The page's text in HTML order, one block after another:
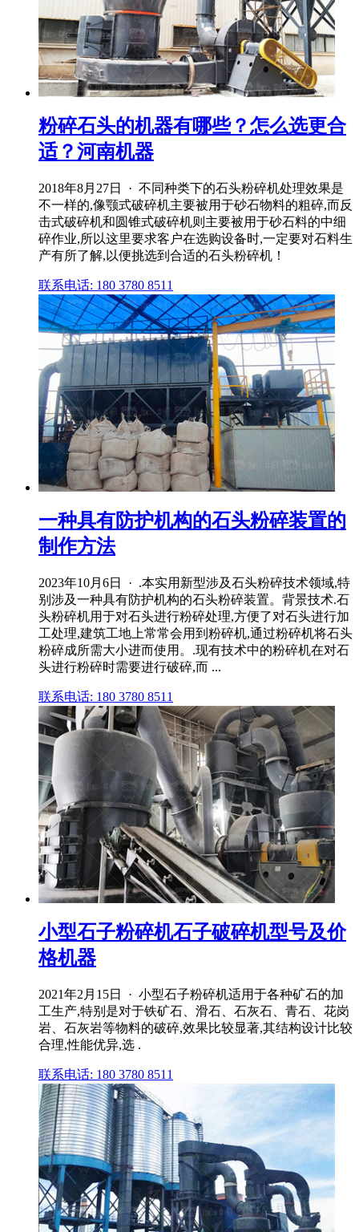
粉碎石头的机器有哪些？怎么选更合
适？河南机器
2018年8月27日 · 不同种类下的石头粉碎机处理效果是
不一样的,像颚式破碎机主要被用于砂石物料的粗碎,而反
击式破碎机和圆锥式破碎机则主要被用于砂石料的中细
碎作业,所以这里要求客户在选购设备时,一定要对石料生
产有所了解,以便挑选到合适的石头粉碎机！
联系电话: 180 3780 8511
一种具有防护机构的石头粉碎装置的
制作方法
2023年10月6日 · .本实用新型涉及石头粉碎技术领域,特
别涉及一种具有防护机构的石头粉碎装置。背景技术.石
头粉碎机用于对石头进行粉碎处理,方便了对石头进行加
工处理,建筑工地上常常会用到粉碎机,通过粉碎机将石头
粉碎成所需大小进而使用。.现有技术中的粉碎机在对石
头进行粉碎时需要进行破碎,而 ...
联系电话: 180 3780 8511
小型石子粉碎机石子破碎机型号及价
格机器
2021年2月15日 · 小型石子粉碎机适用于各种矿石的加
工生产,特别是对于铁矿石、滑石、石灰石、青石、花岗
岩、石灰岩等物料的破碎,效果比较显著,其结构设计比较
合理,性能优异,选 .
联系电话: 180 3780 8511